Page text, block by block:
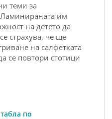
теми за
им
на детето да
страхува, че ще
на салфетката
се повтори стотици
табла по